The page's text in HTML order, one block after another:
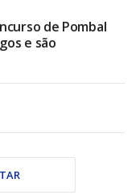
de Pombal
e são